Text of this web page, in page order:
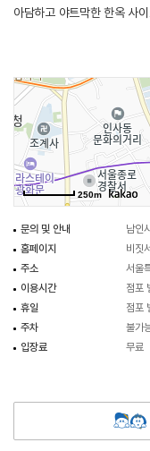
아담하고 야트막한 한옥 사
익선동 한옥거리는 하나의
데이트 코스이다.
250m
문의 및 안내
남인
홈페이지
비짓
주소
서울
이용시간
점포
휴일
점포
주차
불가
입장료
무료